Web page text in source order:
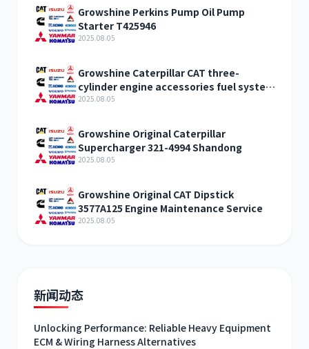
Growshine Perkins Pump Oil Pump
Starter T425946
2025.08.05
Growshine Caterpillar CAT three-
cylinder engine accessories fuel system
inquiry
2025.08.05
Growshine Original Caterpillar
Supercharger 321-4994 Shandong
2025.08.05
Growshine Original CAT Dipstick
3577A125 Engine Maintenance Service
2025.08.05
新闻动态
Unlocking Performance: Reliable Heavy Equipment
ECM & Wiring Harness Alternatives